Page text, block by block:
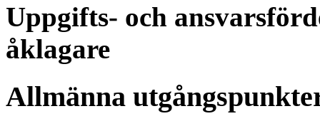
Uppgifts- och
åklagare
Allmänna